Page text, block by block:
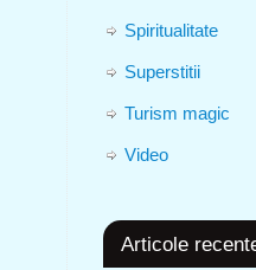
Spiritualitate
Superstitii
Turism magic
Video
Articole